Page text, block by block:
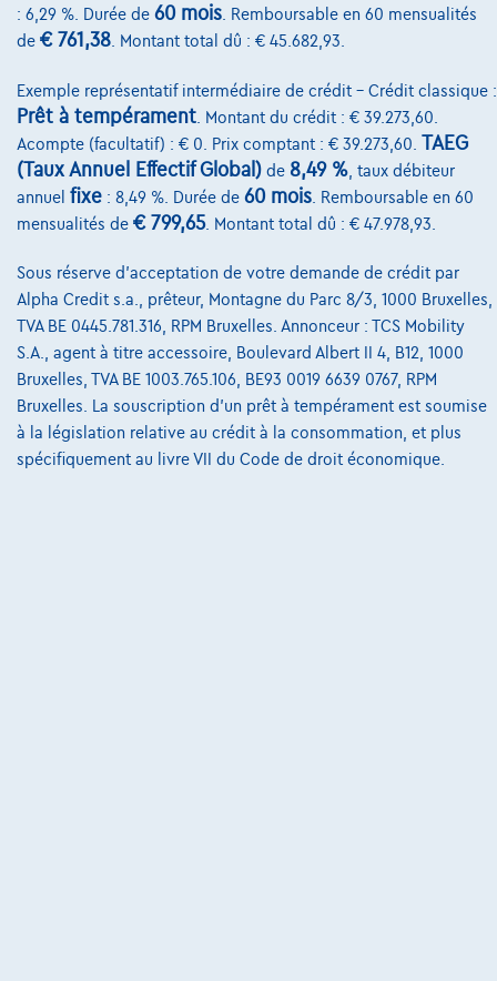
: 6,29 %. Durée de 60 mois . Remboursable en 60 mensualités
de € 761,38 . Montant total dû : € 45.682,93.
Exemple représentatif intermédiaire de crédit – Crédit classique :
Prêt à tempérament . Montant du crédit : € 39.273,60.
Acompte (facultatif) : € 0. Prix comptant : € 39.273,60. TAEG
(Taux Annuel Effectif Global) de 8,49 % , taux débiteur
annuel fixe : 8,49 %. Durée de 60 mois . Remboursable en 60
mensualités de € 799,65. Montant total dû : € 47.978,93.
Sous réserve d'acceptation de votre demande de crédit par
Alpha Credit s.a., prêteur, Montagne du Parc 8/3, 1000 Bruxelles,
TVA BE 0445.781.316, RPM Bruxelles. Annonceur : TCS Mobility
S.A., agent à titre accessoire, Boulevard Albert II 4, B12, 1000
Bruxelles, TVA BE 1003.765.106, BE93 0019 6639 0767, RPM
Bruxelles. La souscription d'un prêt à tempérament est soumise
à la législation relative au crédit à la consommation, et plus
spécifiquement au livre VII du Code de droit économique.
Devenez client
Charte de qualité
Nos dealers
Nos partenaires
Contact
@2024 TCS Mobility SA/NV Copyright
Conditions Générales